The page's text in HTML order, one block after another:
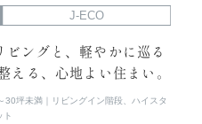
J-ECO
ビングと、軽やかに巡る
える、心地よい住まい。
30坪未満
リビングイン階段、ハイスタ
ト